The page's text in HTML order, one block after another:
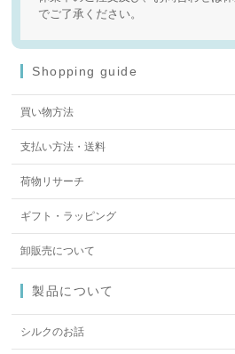
でご了承ください。
Shopping guide
買い物方法
支払い方法・送料
荷物リサーチ
ギフト・ラッピング
卸販売について
製品について
シルクのお話